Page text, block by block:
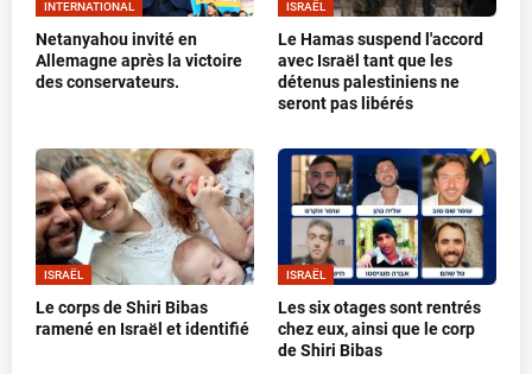
INTERNATIONAL
Netanyahou invité en
Allemagne après la victoire
des conservateurs.
ISRAËL
Le Hamas suspend l'accord
avec Israël tant que les
détenus palestiniens ne
seront pas libérés
ISRAËL
Le corps de Shiri Bibas
ramené en Israël et identifié
ISRAËL
Les six otages sont rentrés
chez eux, ainsi que le corp
de Shiri Bibas